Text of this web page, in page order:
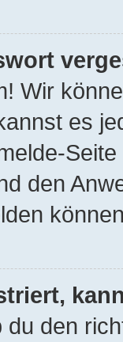
Wir
es
den
den